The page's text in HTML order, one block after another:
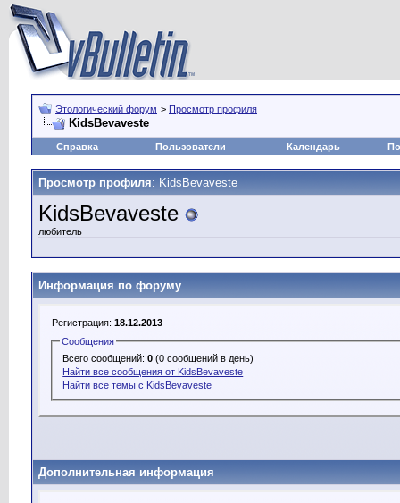
Этологический форум > Просмотр профиля
KidsBevaveste
Справка Пользователи Календарь
Просмотр профиля: KidsBevaveste
KidsBevaveste
любитель
Информация по форуму
Регистрация: 18.12.2013
Сообщения
Всего сообщений:0 (0 сообщений в день)
Найти все сообщения от KidsBevaveste
Найти все темы с KidsBevaveste
Дополнительная информация